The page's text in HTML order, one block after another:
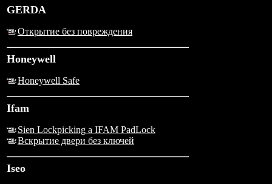
GERDA
Открытие без повреждения
Honeywell
Honeywell Safe
Ifam
Sien Lockpicking a IFAM PadLock
Вскрытие двери без ключей
Iseo